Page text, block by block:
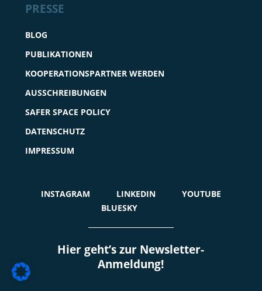
PRESSE
BLOG
PUBLIKATIONEN
KOOPERATIONSPARTNER WERDEN
AUSSCHREIBUNGEN
SAFER SPACE POLICY
DATENSCHUTZ
IMPRESSUM
INSTAGRAM LINKEDIN
YOUTUBE
BLUESKY
Hier geht’s zur Newsletter-
Anmeldung!